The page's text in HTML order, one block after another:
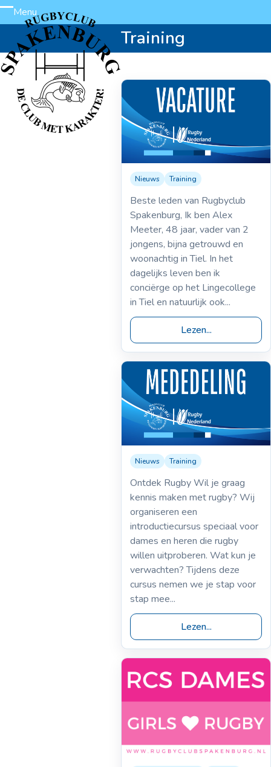
Skip
to
content
Menu
Open
mobile
menu
Close
mobile
menu
Training
13-07-2023
Trainer/Coach 2e
Team (Alex Meeter)
Nieuws Training
Beste leden van Rugbyclub
Spakenburg, Ik ben Alex
Meeter, 48 jaar, vader van 2
jongens, bijna getrouwd en
woonachtig in Tiel. In het
dagelijks leven ben ik
conciërge op het Lingecollege
in Tiel en natuurlijk ook...
Lezen...
07-07-2023
Introductiecursus
voor beginners!
Nieuws Training
Ontdek Rugby Wil je graag
kennis maken met rugby? Wij
organiseren een
introductiecursus speciaal voor
dames en heren die rugby
willen uitproberen. Wat kun je
verwachten? Tijdens deze
cursus nemen we je stap voor
stap mee...
Lezen...